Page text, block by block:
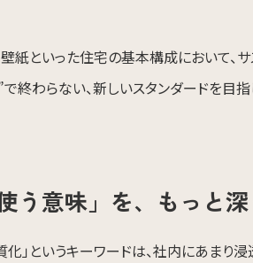
壁紙といった住宅の基本構成において
終わらない、新しいスタンダードを目指
う意味」を、もっと
化」というキーワードは、社内にあまり